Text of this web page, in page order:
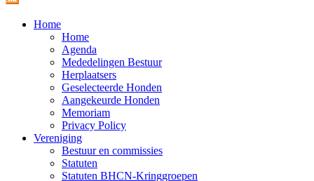
Home
Home
Agenda
Mededelingen Bestuur
Herplaatsers
Geselecteerde Honden
Aangekeurde Honden
Memoriam
Privacy Policy
Vereniging
Bestuur en commissies
Statuten
Statuten BHCN-Kringgroepen